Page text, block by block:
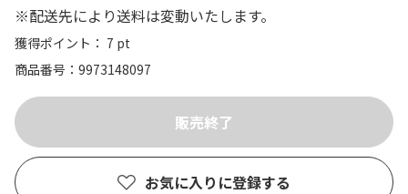
※配送先により送料は変動いたします。
獲得ポイント： 7 pt
商品番号
9973148097
お気に入りに登録する